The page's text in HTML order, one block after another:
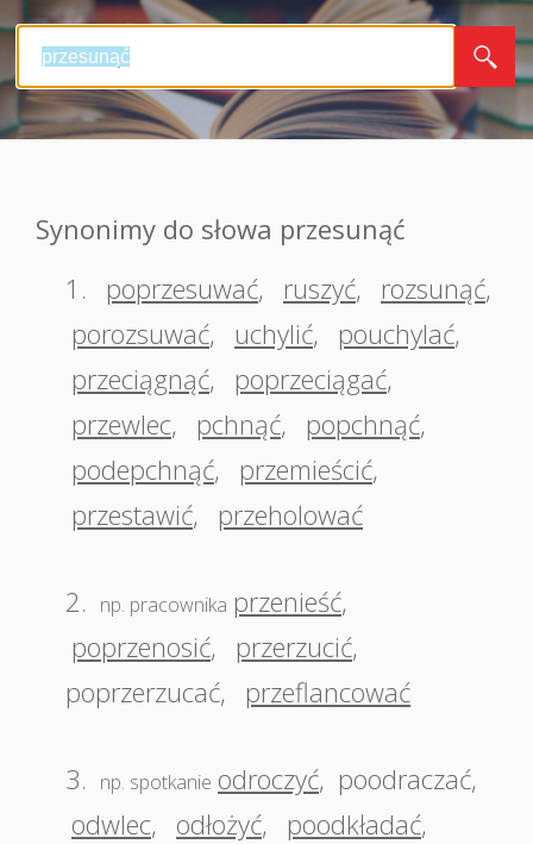
Synonimy do słowa przesunąć
1.
poprzesuwać, ruszyć, rozsunąć,
porozsuwać, uchylić, pouchylać,
przeciągnąć, poprzeciągać,
przewlec, pchnąć, popchnąć,
podepchnąć, przemieścić,
przestawić, przeholować
2. np. pracownika przenieść,
poprzenosić, przerzucić,
poprzerzucać, przeflancować
3. np. spotkanie odroczyć, poodraczać,
odwlec, odłożyć, poodkładać,